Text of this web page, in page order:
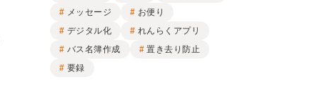
メッセージ
お便り
デジタル化
れんらくアプリ
バス名簿作成
置き去り防止
要録